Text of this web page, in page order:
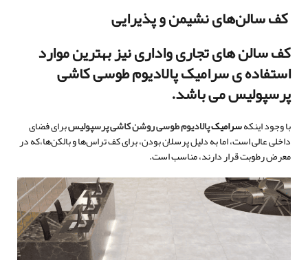
کف سالن‌های نشیمن و پذیرایی
کف سالن های تجاری واداری نیز بهترین موارد
استفاده ی سرامیک پالادیوم طوسی کاشی
پرسپولیس می باشد.
با وجود اینکهسرامیکپالادیوم طوسی روشن کاشی پرسپولیسبرای فضای
داخلی عالی است، اما به دلیل پرسلان بودن، برای کف تراس‌ها و بالکن‌ها،که در
معرض رطوبت قرار دارند، مناسب است.